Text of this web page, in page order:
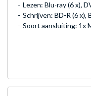
Lezen: Blu-ray (6 x),
Schrijven: BD-R (6 x),
Soort aansluiting: 1x